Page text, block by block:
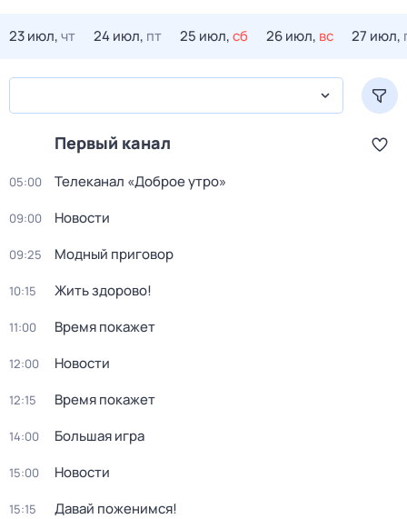
23 июл,чт 24 июл, пт 25 июл,сб 26 июл, вс 27 июл,
Первый канал
05:00 Телеканал «Доброе утро»
09:00 Новости
09:25 Модный приговор
10:15 Жить здорово!
11:00 Время покажет
12:00 Новости
12:15 Время покажет
14:00 Большая игра
15:00 Новости
15:15 Давай поженимся!